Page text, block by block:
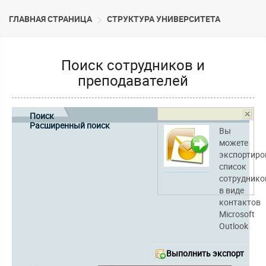
ГЛАВНАЯ СТРАНИЦА CТРУКТУРА УНИВЕРСИТЕТА
Поиск сотрудников и
преподавателей
Вы
можете
список
в виде
контактов
Microsoft
Outlook
Выполнить экспорт
Поиск
Расширенный поиск